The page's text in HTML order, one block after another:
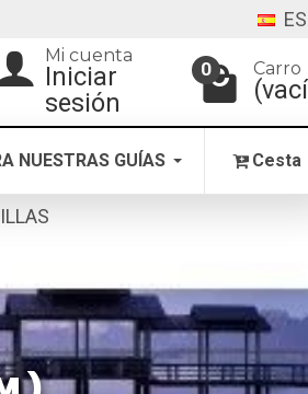
ES
Mi cuenta
Iniciar
sesión
0 Carro
NUESTRAS GUÍAS Cesta